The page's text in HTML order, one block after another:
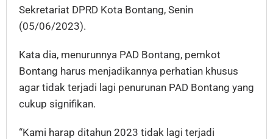
Sekretariat DPRD Kota Bontang, Senin
(05/06/2023).
Kata dia, menurunnya PAD Bontang, pemkot
Bontang harus menjadikannya perhatian khusus
agar tidak terjadi lagi penurunan PAD Bontang yang
cukup signifikan.
“Kami harap ditahun 2023 tidak lagi terjadi